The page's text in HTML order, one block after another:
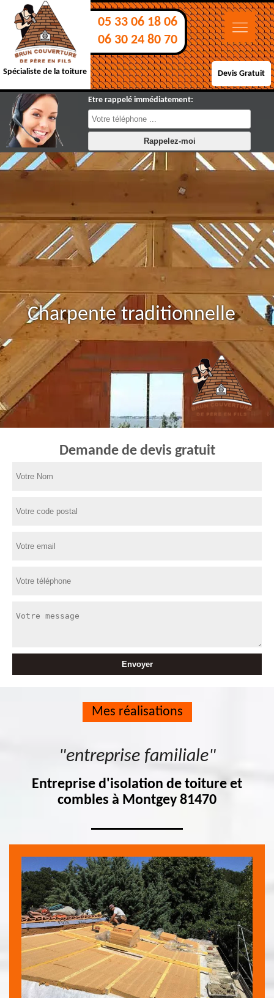
Spécialiste de la toiture
05 33 06 18 06
06 30 24 80 70
Devis Gratuit
Etre rappelé immédiatement:
Charpente traditionnelle
Demande de devis gratuit
Mes réalisations
"entreprise familiale"
Entreprise d'isolation de toiture et
combles à Montgey 81470